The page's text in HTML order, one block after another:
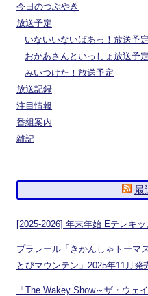
今日のつぶやき
放送予定
いないいないばあっ！放送予定
おかあさんといっしょ放送予定
みいつけた！放送予定
放送記録
注目情報
番組案内
雑記
最
[2025-2026] 年末年始 Eテレキ
プラレール「きかんしゃトーマ
とびマウンテン」2025年11月発
「The Wakey Show～ザ・ウェ